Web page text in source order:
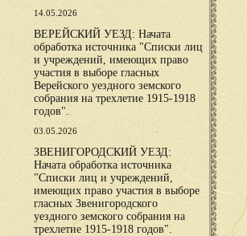
14.05.2026
ВЕРЕЙСКИЙ УЕЗД: Начата
обработка источника "Списки лиц
и учреждений, имеющих право
участия в выборе гласных
Верейского уездного земского
собрания на трехлетие 1915-1918
годов".
03.05.2026
ЗВЕНИГОРОДСКИЙ УЕЗД:
Начата обработка источника
"Списки лиц и учреждений,
имеющих право участия в выборе
гласных Звенигородского
уездного земского собрания на
трехлетие 1915-1918 годов".